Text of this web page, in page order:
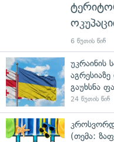
6 წუთის წინ
უკრაინის
გაუხსნა
24 წუთის წინ
(თემა: